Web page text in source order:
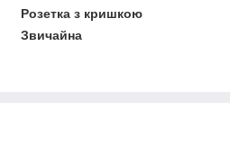
Розетка з кришкою
Звичайна